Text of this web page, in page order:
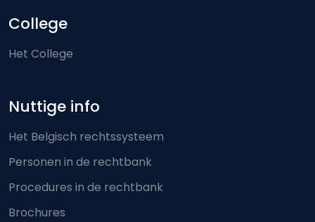
College
Het College
Nuttige info
Het Belgisch rechtssysteem
Personen in de rechtbank
Procedures in de rechtbank
Brochures